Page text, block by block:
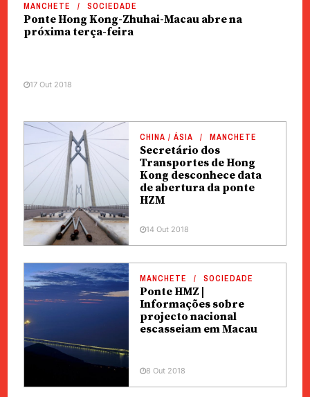
MANCHETE SOCIEDADE
Ponte Hong Kong-Zhuhai-Macau abre na
próxima terça-feira
17 Out 2018
CHINA / ÁSIA MANCHETE
Secretário dos
Transportes de Hong
Kong desconhece data
de abertura da ponte
HZM
14 Out 2018
MANCHETE SOCIEDADE
Ponte HMZ |
Informações sobre
projecto nacional
escasseiam em Macau
8 Out 2018